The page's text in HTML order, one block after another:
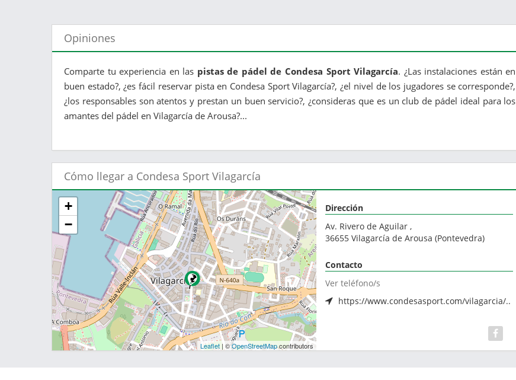
Opiniones
Comparte tu experiencia en las pistas de pádel de Condesa Sport Vilagarcía. ¿Las instalaciones están en
buen estado?, ¿es fácil reservar pista en Condesa Sport Vilagarcía?, ¿el nivel de los jugadores se corresponde?,
¿los responsables son atentos y prestan un buen servicio?, ¿consideras que es un club de pádel ideal para los
amantes del pádel en Vilagarcía de Arousa?...
Cómo llegar a Condesa Sport Vilagarcía
+
−
Leaflet | ©OpenStreetMapcontributors
Dirección
Av. Rivero de Aguilar ,
36655 Vilagarcía de Arousa (Pontevedra)
Contacto
Ver teléfono/s
https://www.condesasport.com/vilagarcia/..